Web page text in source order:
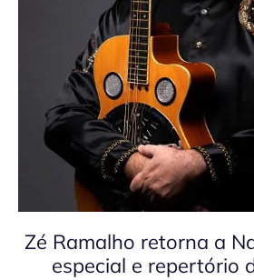
Zé Ramalho retorna a
especial e repertório